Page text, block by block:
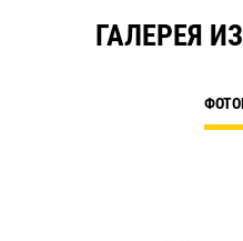
ГАЛЕРЕЯ